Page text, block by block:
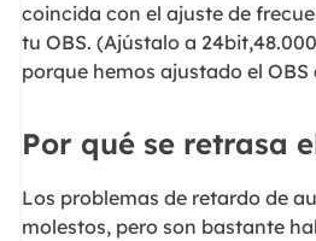
coincida con el ajuste de
tu OBS. (Ajústalo a
porque hemos ajustado el OBS
Por qué se retrasa
Los problemas de retardo de
molestos, pero son bastante